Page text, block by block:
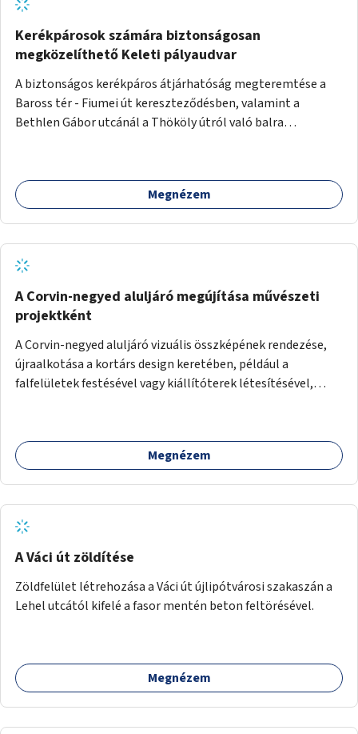
Kerékpárosok számára biztonságosan
megközelíthető Keleti pályaudvar
A biztonságos kerékpáros átjárhatóság megteremtése a
Baross tér - Fiumei út kereszteződésben, valamint a
Bethlen Gábor utcánál a Thököly útról való balra
Megnézem
A Corvin-negyed aluljáró megújítása művészeti
projektként
A Corvin-negyed aluljáró vizuális összképének rendezése,
újraalkotása a kortárs design keretében, például a
falfelületek festésével vagy kiállítóterek létesítésével,
bemutatkozásra, szélesebb körben való ismertségre.
Megnézem
A Váci út zöldítése
Zöldfelület létrehozása a Váci út újlipótvárosi szakaszán a
Lehel utcától kifelé a fasor mentén beton feltörésével.
Megnézem